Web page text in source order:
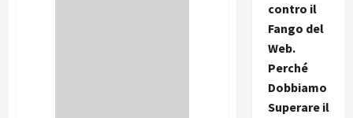
contro il
Fango del
Web.
Perché
Dobbiamo
Superare il